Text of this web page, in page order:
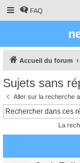
FAQ
Accueil du forum
Sujets sans
Aller sur la recherche
La